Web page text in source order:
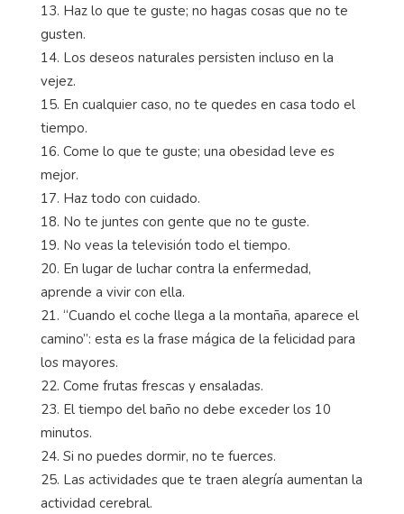
13. Haz lo que te guste; no hagas cosas que no te
gusten.
14. Los deseos naturales persisten incluso en la
vejez.
15. En cualquier caso, no te quedes en casa todo el
tiempo.
16. Come lo que te guste; una obesidad leve es
mejor.
17. Haz todo con cuidado.
18. No te juntes con gente que no te guste.
19. No veas la televisión todo el tiempo.
20. En lugar de luchar contra la enfermedad,
aprende a vivir con ella.
21. “Cuando el coche llega a la montaña, aparece el
camino”: esta es la frase mágica de la felicidad para
los mayores.
22. Come frutas frescas y ensaladas.
23. El tiempo del baño no debe exceder los 10
minutos.
24. Si no puedes dormir, no te fuerces.
25. Las actividades que te traen alegría aumentan la
actividad cerebral.